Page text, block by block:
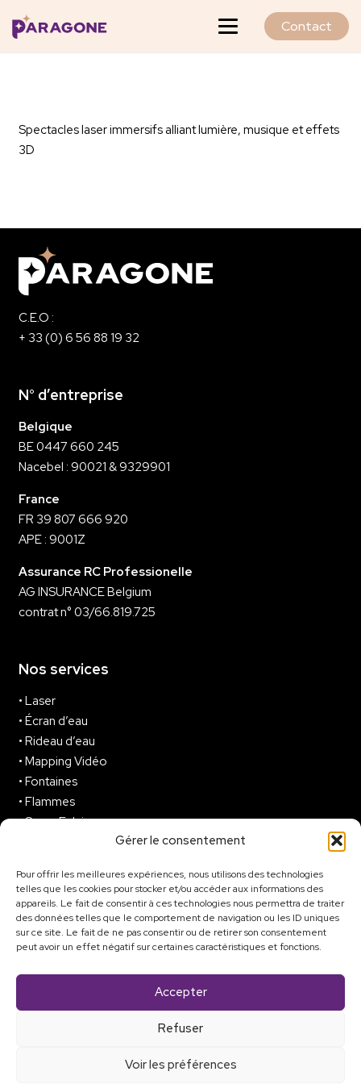
Gérer le consentement
Pour offrir les meilleures expériences, nous utilisons des technologies
telles que les cookies pour stocker et/ou accéder aux informations des
appareils. Le fait de consentir à ces technologies nous permettra de traiter
des données telles que le comportement de navigation ou les ID uniques
sur ce site. Le fait de ne pas consentir ou de retirer son consentement
peut avoir un effet négatif sur certaines caractéristiques et fonctions.
Accepter
Refuser
Voir les préférences
Contact
Spectacles laser immersifs alliant lumière, musique et effets
3D
C.E.O :
+ 33 (0) 6 56 88 19 32
N° d’entreprise
Belgique
BE 0447 660 245
Nacebel : 90021 & 9329901
France
FR 39 807 666 920
APE : 9001Z
Assurance RC Professionelle
AG INSURANCE Belgium
contrat n° 03/66.819.725
Nos services
• Laser
• Écran d’eau
• Rideau d’eau
• Mapping Vidéo
• Fontaines
• Flammes
•Son – Eclairages
Qui sommes-nous ?
Contact
Donnez vie à votre
prochain spectacle
Contactez-nous →